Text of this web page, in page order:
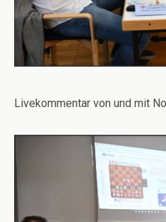
Livekommentar von und mit